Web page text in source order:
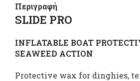
Περιγραφή
SLIDE PRO
INFLATABLE BOAT
SEAWEED ACTION
Protective wax for dinghies,